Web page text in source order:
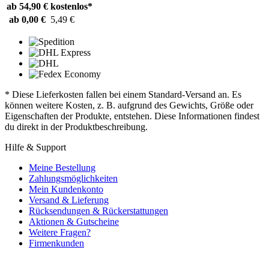
ab 54,90 € kostenlos*
ab 0,00 € 5,49 €
* Diese Lieferkosten fallen bei einem Standard-Versand an. Es
können weitere Kosten, z. B. aufgrund des Gewichts, Größe oder
Eigenschaften der Produkte, entstehen. Diese Informationen findest
du direkt in der Produktbeschreibung.
Hilfe & Support
Meine Bestellung
Zahlungsmöglichkeiten
Mein Kundenkonto
Versand & Lieferung
Rücksendungen & Rückerstattungen
Aktionen & Gutscheine
Weitere Fragen?
Firmenkunden